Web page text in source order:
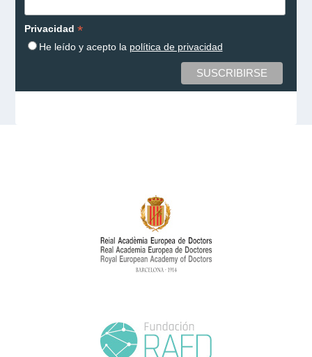
Privacidad *
He leído y acepto la política de privacidad